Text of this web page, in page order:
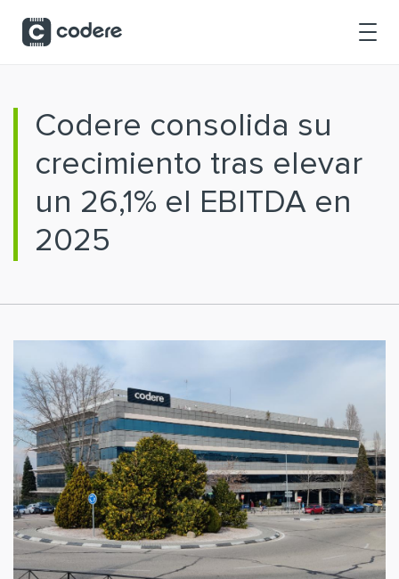
Codere consolida su
crecimiento tras elevar
un 26,1% el EBITDA en
2025